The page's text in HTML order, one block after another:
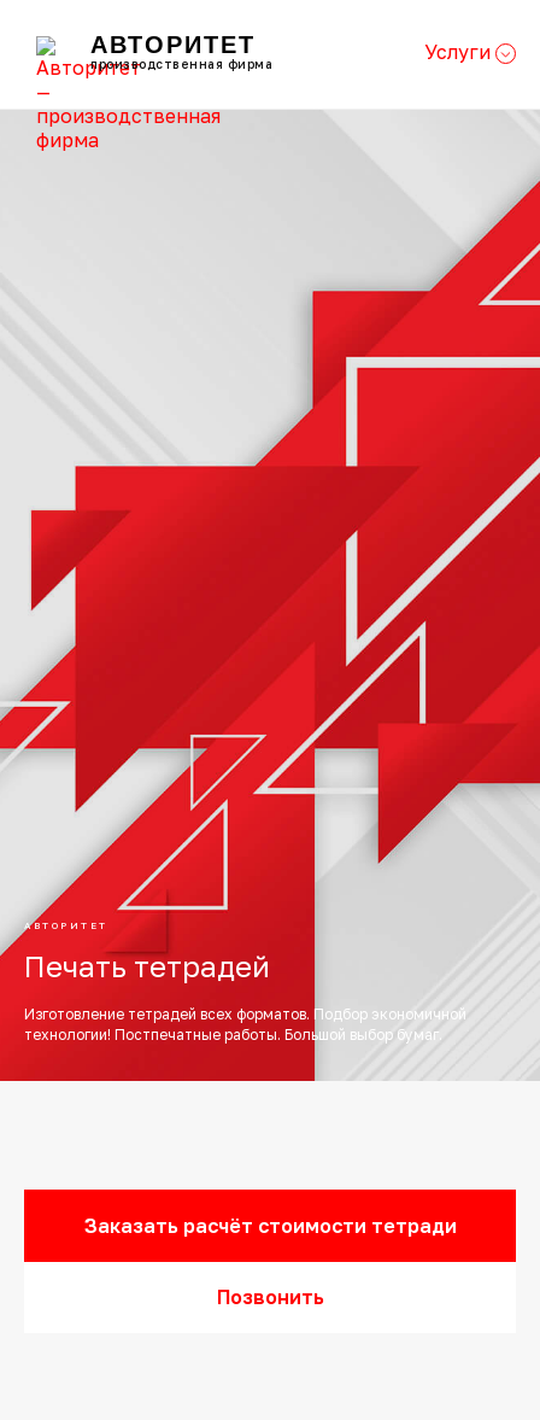
АВТОРИТЕТ
производственная фирма Услуги
АВТОРИТЕТ
Печать тетрадей
Изготовление тетрадей всех форматов. Подбор экономичной
технологии! Постпечатные работы. Большой выбор бумаг.
Заказать расчёт стоимости тетради
Позвонить